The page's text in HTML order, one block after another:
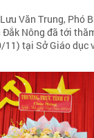
Văn Trung, Phó
Đắk Nông đã tới
11) tại Sở Giáo dục